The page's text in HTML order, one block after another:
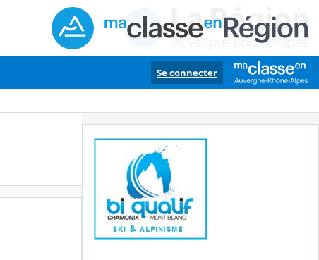
Se connecter